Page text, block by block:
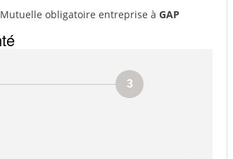
Mutuelle obligatoire entreprise à GAP